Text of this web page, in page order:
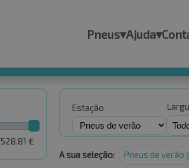
Pneus▾Ajuda▾
528.81 €
Estação
A sua seleção: Pneus de verão